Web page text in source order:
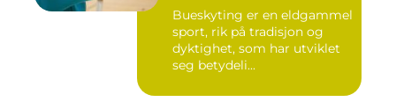
Bueskyting er en eldgammel
sport, rik på tradisjon og
dyktighet, som har utviklet
seg betydeli...